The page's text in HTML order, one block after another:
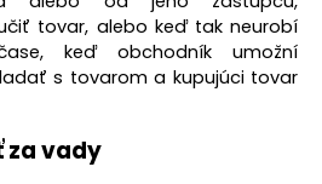
tovar, alebo keď tak neurobí
keď obchodník umožní
s tovarom a kupujúci tovar
za vady